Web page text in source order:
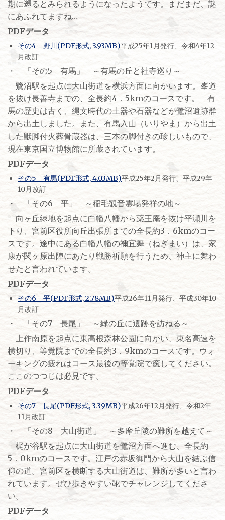
期に遡るとみられるようになったようです。まだまだ、謎
にあふれてますね…
PDFデータ
その4 野川(PDF形式, 3.93MB)平成25年1月発行、令和4年12
月改訂
・ 「その5 有馬」 ～有馬の丘と社寺巡り～
鷺沼駅を起点に大山街道を横浜方面に向かいます。峯道
を抜け長善寺までの、全長約4．5kmのコースです。 有
馬の歴史は古く、縄文時代の土器や石器などが鷺沼遺跡群
から出土しました。また、有馬入山（いりやま）から出土
した獣脚付火葬骨蔵器は、三本の脚付きの珍しいもので、
現在東京国立博物館に所蔵されています。
PDFデータ
その5 有馬(PDF形式, 4.03MB)平成25年2月発行、平成29年
10月改訂
・ 「その6 平」 ～稲毛観音霊場発祥の地～
向ヶ丘緑地を起点に白幡八幡から薬王庵を抜け平瀬川を
下り、宮前区役所向丘出張所までの全長約3．6kmのコー
スです。途中にある白幡八幡の禰宜舞（ねぎまい）は、家
康が関ヶ原出陣にあたり戦勝祈願を行うため、神主に舞わ
せたと言われています。
PDFデータ
その6 平(PDF形式, 2.78MB)平成26年11月発行、平成30年10
月改訂
・ 「その7 長尾」 ～緑の丘に遺跡を訪ねる～
上作南原を起点に東高根森林公園に向かい、東名高速を
横切り、等覚院までの全長約3．9kmのコースです。ウォ
ーキングの疲れはコース最後の等覚院で癒してください。
ここのつつじは必見です。
PDFデータ
その7 長尾(PDF形式, 3.39MB)平成26年12月発行、令和2年
11月改訂
・ 「その8 大山街道」 ～多摩丘陵の難所を越えて～
梶が谷駅を起点に大山街道を鷺沼方面へ進む、全長約
5．0kmのコースです。江戸の赤坂御門から大山を結ぶ信
仰の道。宮前区を横断する大山街道は、難所が多いと言わ
れています。ぜひ歩きやすい靴でチャレンジしてくださ
い。
PDFデータ